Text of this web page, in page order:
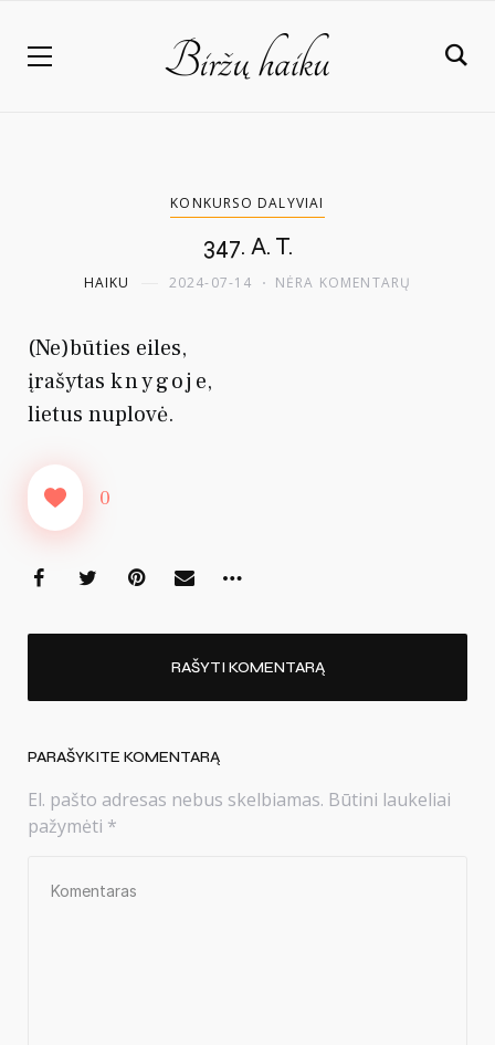
KONKURSO DALYVIAI
347. A. T.
HAIKU 2024-07-14 NĖRA KOMENTARŲ
(Ne)būties eiles,
įrašytas knygoj e,
lietus nuplovė.
0
RAŠYTI KOMENTARĄ
PARAŠYKITE KOMENTARĄ
El. pašto adresas nebus skelbiamas. Būtini laukeliai
pažymėti *